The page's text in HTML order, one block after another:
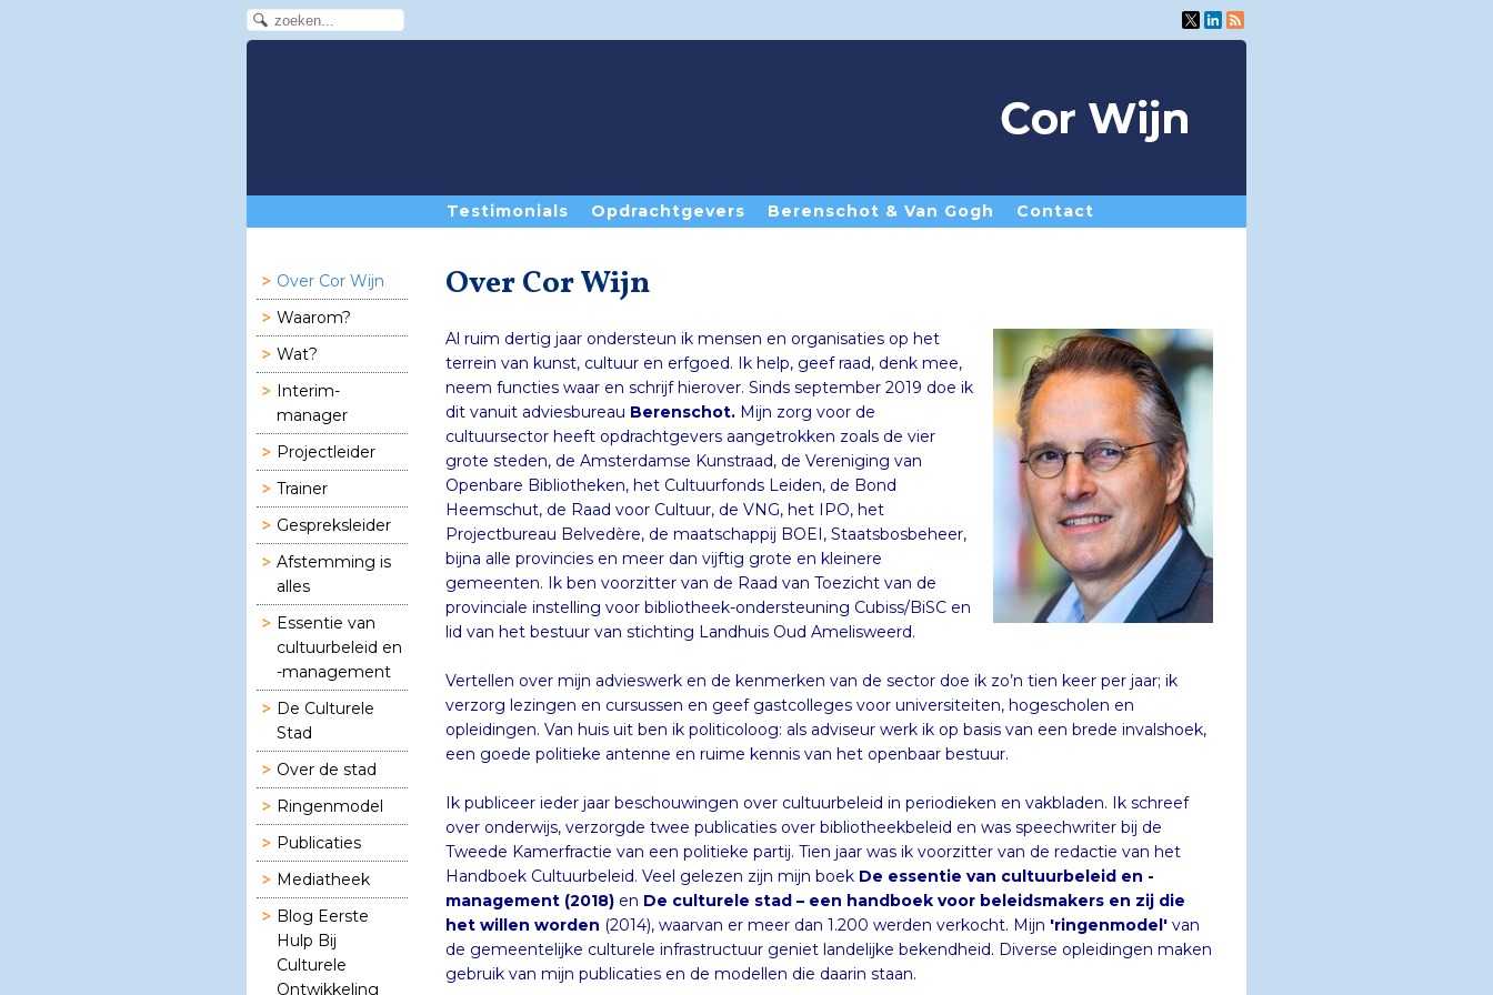
Testimonials Opdrachtgevers Berenschot & Van Gogh Contact
Over Cor Wijn
Waarom?
Wat?
Interim-
manager
Projectleider
Trainer
Gespreksleider
Afstemming is
alles
Essentie van
cultuurbeleid en
-management
De Culturele
Stad
Over de stad
Ringenmodel
Publicaties
Mediatheek
Blog Eerste
Hulp Bij
Culturele
Ontwikkeling
Over Cor Wijn
Al ruim dertig jaar ondersteun ik mensen en organisaties op het
terrein van kunst, cultuur en erfgoed. Ik help, geef raad, denk mee,
neem functies waar en schrijf hierover. Sinds september 2019 doe ik
dit vanuit adviesbureau Berenschot. Mijn zorg voor de
cultuursector heeft opdrachtgevers aangetrokken zoals de vier
grote steden, de Amsterdamse Kunstraad, de Vereniging van
Openbare Bibliotheken, het Cultuurfonds Leiden, de Bond
Heemschut, de Raad voor Cultuur, de VNG, het IPO, het
Projectbureau Belvedère, de maatschappij BOEI, Staatsbosbeheer,
bijna alle provincies en meer dan vijftig grote en kleinere
gemeenten. Ik ben voorzitter van de Raad van Toezicht van de
provinciale instelling voor bibliotheek-ondersteuning Cubiss/BiSC en
lid van het bestuur van stichting Landhuis Oud Amelisweerd.
Vertellen over mijn advieswerk en de kenmerken van de sector doe ik zo’n tien keer per jaar; ik
verzorg lezingen en cursussen en geef gastcolleges voor universiteiten, hogescholen en
opleidingen. Van huis uit ben ik politicoloog: als adviseur werk ik op basis van een brede invalshoek,
een goede politieke antenne en ruime kennis van het openbaar bestuur.
Ik publiceer ieder jaar beschouwingen over cultuurbeleid in periodieken en vakbladen. Ik schreef
over onderwijs, verzorgde twee publicaties over bibliotheekbeleid en was speechwriter bij de
Tweede Kamerfractie van een politieke partij. Tien jaar was ik voorzitter van de redactie van het
Handboek Cultuurbeleid. Veel gelezen zijn mijn boek De essentie van cultuurbeleid en -
management (2018) en De culturele stad – een handboek voor beleidsmakers en zij die
het willen worden (2014), waarvan er meer dan 1.200 werden verkocht. Mijn 'ringenmodel' van
de gemeentelijke culturele infrastructuur geniet landelijke bekendheid. Diverse opleidingen maken
gebruik van mijn publicaties en de modellen die daarin staan.